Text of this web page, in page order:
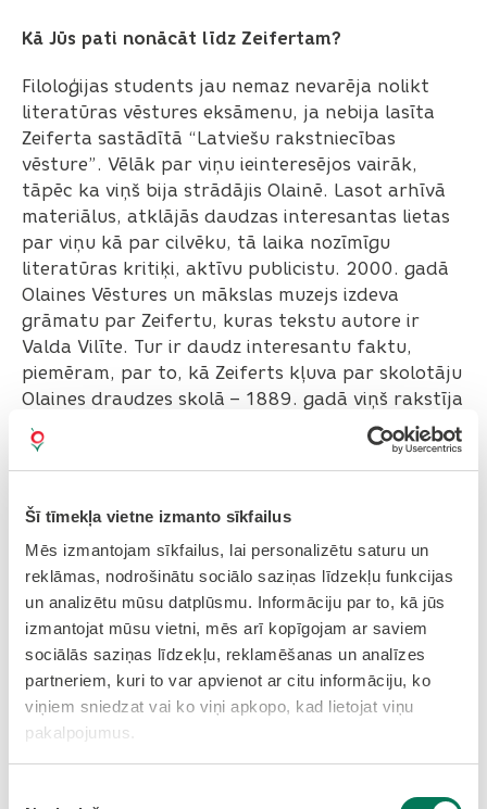
Šī tīmekļa vietne izmanto sīkfailus
Mēs izmantojam sīkfailus, lai personalizētu saturu un
reklāmas, nodrošinātu sociālo saziņas līdzekļu funkcijas
un analizētu mūsu datplūsmu. Informāciju par to, kā jūs
izmantojat mūsu vietni, mēs arī kopīgojam ar saviem
sociālās saziņas līdzekļu, reklamēšanas un analīzes
partneriem, kuri to var apvienot ar citu informāciju, ko
viņiem sniedzat vai ko viņi apkopo, kad lietojat viņu
pakalpojumus.
Kā Jūs pati nonācāt līdz Zeifertam?
Filoloģijas students jau nemaz nevarēja nolikt
literatūras vēstures eksāmenu, ja nebija lasīta
Zeiferta sastādītā “Latviešu rakstniecības
vēsture”. Vēlāk par viņu ieinteresējos vairāk,
tāpēc ka viņš bija strādājis Olainē. Lasot arhīvā
materiālus, atklājās daudzas interesantas lietas
par viņu kā par cilvēku, tā laika nozīmīgu
literatūras kritiķi, aktīvu publicistu. 2000. gadā
Olaines Vēstures un mākslas muzejs izdeva
grāmatu par Zeifertu, kuras tekstu autore ir
Valda Vilīte. Tur ir daudz interesantu faktu,
piemēram, par to, kā Zeiferts kļuva par skolotāju
Olaines draudzes skolā – 1889. gadā viņš rakstīja
Fricim Brīvzemniekam, ka vēlētos strādāt kādā
skolā tuvāk Rīgai, un turpmākos divus gadus
gaidīja atbildi. Kad skolotāja vieta atbrīvojās,
izrādījās, ka uz to ir konkurss un izveidojās pat
situācija, kurā pagasta zemnieki atbalstīja
Zeiferta konkurentu, bet mācītājs – Zeifertu.
Vēlāk gan viņš visiem bija pa prātam kā lielisks
runātājs un labs skolotājs. Varam secināt, cik
liels prestižs tolaik bija skolotāja profesijai.
Atgriežoties pie grāmatām un lasīšanas – kāda
tipa lasītāja Jūs esat? Vai grāmatas izvēlaties
haotiski, vai arī Jums ir kāda īpaša sistēma?